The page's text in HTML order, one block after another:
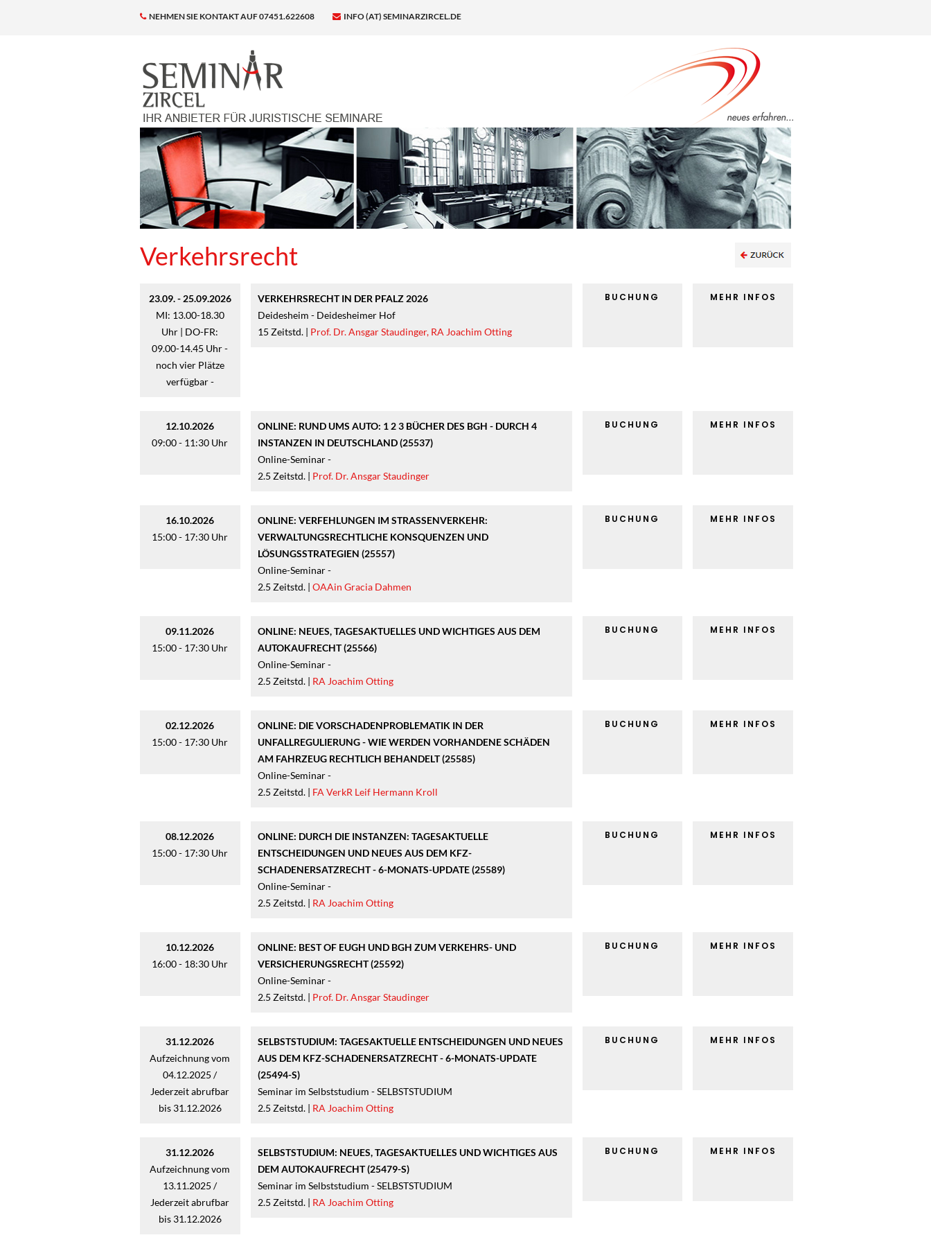
NEHMEN SIE KONTAKT AUF 07451.622608 INFO (AT) SEMINARZIRCEL.DE
Verkehrsrecht
23.09. - 25.09.2026
MI: 13.00-18.30
Uhr | DO-FR:
09.00-14.45 Uhr -
noch vier Plätze
verfügbar -
VERKEHRSRECHT IN DER PFALZ 2026
Deidesheim - Deidesheimer Hof
15 Zeitstd. | Prof. Dr. Ansgar Staudinger, RA Joachim Otting
BUCHUNG MEHR INFOS
12.10.2026
09:00 - 11:30 Uhr
ONLINE: RUND UMS AUTO: 1 2 3 BÜCHER DES BGH - DURCH 4
INSTANZEN IN DEUTSCHLAND (25537)
Online-Seminar -
2.5 Zeitstd. | Prof. Dr. Ansgar Staudinger
BUCHUNG MEHR INFOS
16.10.2026
15:00 - 17:30 Uhr
ONLINE: VERFEHLUNGEN IM STRASSENVERKEHR: V
ERWALTUNGSRECHTLICHE KONSQUENZEN UND L
ÖSUNGSSTRATEGIEN (25557)
Online-Seminar -
2.5 Zeitstd. | OAAin Gracia Dahmen
BUCHUNG MEHR INFOS
09.11.2026
15:00 - 17:30 Uhr
ONLINE: NEUES, TAGESAKTUELLES UND WICHTIGES AUS DEM
AUTOKAUFRECHT (25566)
Online-Seminar -
2.5 Zeitstd. | RA Joachim Otting
BUCHUNG MEHR INFOS
02.12.2026
15:00 - 17:30 Uhr
ONLINE: DIE VORSCHADENPROBLEMATIK IN DER
UNFALLREGULIERUNG - WIE WERDEN VORHANDENE SCHÄDEN
AM FAHRZEUG RECHTLICH BEHANDELT (25585)
Online-Seminar -
2.5 Zeitstd. | FA VerkR Leif Hermann Kroll
BUCHUNG MEHR INFOS
08.12.2026
15:00 - 17:30 Uhr
ONLINE: DURCH DIE INSTANZEN: TAGESAKTUELLE
ENTSCHEIDUNGEN UND NEUES AUS DEM KFZ-
SCHADENERSATZRECHT - 6-MONATS-UPDATE (25589)
Online-Seminar -
2.5 Zeitstd. | RA Joachim Otting
BUCHUNG MEHR INFOS
10.12.2026
16:00 - 18:30 Uhr
ONLINE: BEST OF EUGH UND BGH ZUM VERKEHRS- UND
VERSICHERUNGSRECHT (25592)
Online-Seminar -
2.5 Zeitstd. | Prof. Dr. Ansgar Staudinger
BUCHUNG MEHR INFOS
31.12.2026
Aufzeichnung vom
04.12.2025 /
Jederzeit abrufbar
bis 31.12.2026
SELBSTSTUDIUM: TAGESAKTUELLE ENTSCHEIDUNGEN UND NEUES
AUS DEM KFZ-SCHADENERSATZRECHT - 6-MONATS-UPDATE
(25494-S)
Seminar im Selbststudium - SELBSTSTUDIUM
2.5 Zeitstd. | RA Joachim Otting
BUCHUNG MEHR INFOS
31.12.2026
Aufzeichnung vom
13.11.2025 /
Jederzeit abrufbar
bis 31.12.2026
SELBSTSTUDIUM: NEUES, TAGESAKTUELLES UND WICHTIGES AUS
DEM AUTOKAUFRECHT (25479-S)
Seminar im Selbststudium - SELBSTSTUDIUM
2.5 Zeitstd. | RA Joachim Otting
BUCHUNG MEHR INFOS